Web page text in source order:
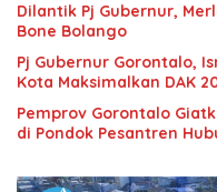
Dilantik Pj Gubernur,
Bone Bolango
Pj Gubernur Gorontalo,
Kota Maksimalkan DAK
Pemprov Gorontalo
di Pondok Pesantren